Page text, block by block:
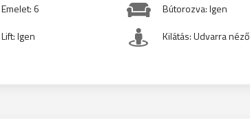
Emelet: 6
Bútorozva: Igen
Lift: Igen Kilátás: Udvarra néző